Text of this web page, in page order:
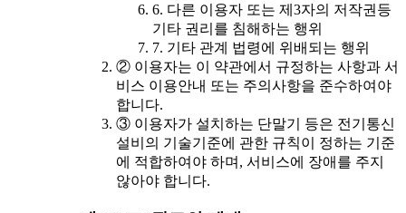
6. 다른 이용자 또는 제3자의 저작권등
기타 권리를 침해하는 행위
7. 기타 관계 법령에 위배되는 행위
② 이용자는 이 약관에서 규정하는 사항과 서
비스 이용안내 또는 주의사항을 준수하여야
합니다.
③ 이용자가 설치하는 단말기 등은 전기통신
설비의 기술기준에 관한 규칙이 정하는 기준
에 적합하여야 하며, 서비스에 장애를 주지
않아야 합니다.